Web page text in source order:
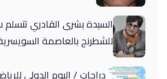
السيدة بشرى القادري تتسلم
للشطرنج بالعاصمة
دراجات / اليوم الدولي